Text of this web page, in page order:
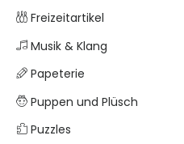
Freizeitartikel
Musik & Klang
Papeterie
Puppen und Plüsch
Puzzles